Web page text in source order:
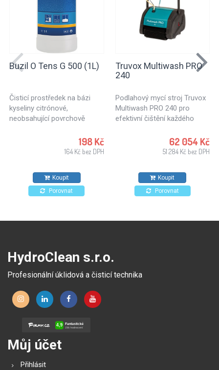
Buzil O Tens G 500 (1L)
Čisticí prostředek na bázi
kyseliny citrónové,
neobsahující povrchově
ošetřování textilních ploch
nebo čalouněného nábytku.
198 Kč
164 Kč bez DPH
Koupit
Porovnat
Truvox Multiwash PRO
240
Podlahový mycí stroj Truvox
Multiwash PRO 240 pro
efektivní čištění každého
mytí tvrdých podlah, ale i
koberců či mytí eskalátorů a
čištění podlah. Podlahový
stroj velmi jednoduché
ovládáním a tichým
62 054 Kč
51 284 Kč bez DPH
Koupit
Porovnat
HydroClean s.r.o.
Profesionální úklidová a čisticí technika
Můj účet
Přihlásit